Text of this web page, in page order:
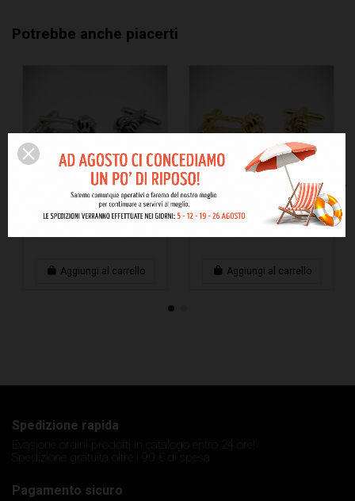
Potrebbe anche piacerti
Gemelli per
camicia con
29,00 €
Aggiungi al carrello
Gemelli per
camicia con
35,00 €
Aggiungi al carrello
Spedizione rapida
Evasione ordini prodotti in catalogo entro 24 ore!
Spedizione gratuita oltre i 90 € di spesa
Pagamento sicuro